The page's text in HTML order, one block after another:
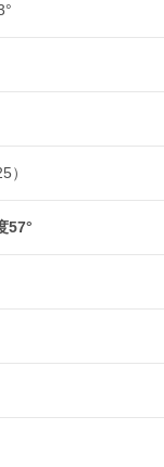
）
57°